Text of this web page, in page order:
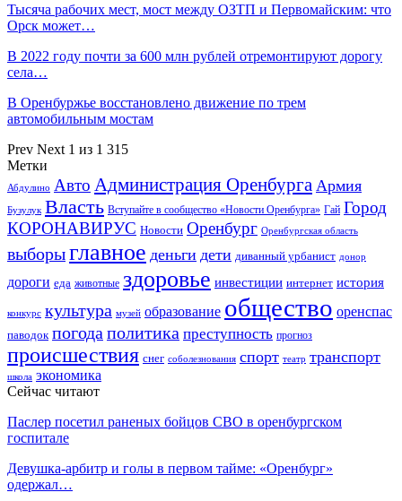
Тысяча рабочих мест, мост между ОЗТП и Первомайским: что
Орск может…
В 2022 году почти за 600 млн рублей отремонтируют дорогу
села…
В Оренбуржье восстановлено движение по трем
автомобильным мостам
Prev Next 1 из 1 315
Метки
Абдулино Авто Администрация Оренбурга Армия
Бузулук Власть Вступайте в сообщество «Новости Оренбурга» Гай Город
КОРОНАВИРУС Новости Оренбург Оренбургская область
выборыглавное деньги дети диванный урбанист донор
дороги еда животные здоровье инвестиции интернет история
конкурс культура музей образование общество оренспас
паводок погода политика преступность прогноз
происшествия снег соболезнования спорт театр транспорт
школа экономика
Сейчас читают
Паслер посетил раненых бойцов СВО в оренбургском
госпитале
Девушка-арбитр и голы в первом тайме: «Оренбург»
одержал…